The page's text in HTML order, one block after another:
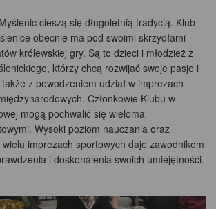
cieszą się długoletnią tradycją. Klub
obecnie ma pod swoimi skrzydłami
królewskiej gry. Są to dzieci i młodzież z
którzy chcą rozwijać swoje pasje i
z powodzeniem udział w imprezach
Członkowie Klubu w
mogą pochwalić się wieloma
Wysoki poziom nauczania oraz
imprezach sportowych daje zawodnikom
i doskonalenia swoich umiejętności.